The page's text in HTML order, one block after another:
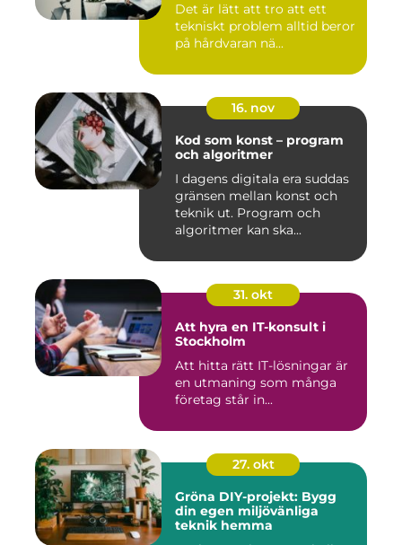
Det är lätt att tro att ett
tekniskt problem alltid beror
på hårdvaran nä...
16. nov
Kod som konst – program
och algoritmer
I dagens digitala era suddas
gränsen mellan konst och
teknik ut. Program och
algoritmer kan ska...
31. okt
Att hyra en IT-konsult i
Stockholm
Att hitta rätt IT-lösningar är
en utmaning som många
företag står in...
27. okt
Gröna DIY-projekt: Bygg
din egen miljövänliga
teknik hemma